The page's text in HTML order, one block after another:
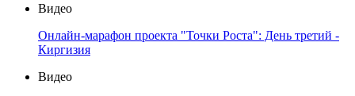
Видео
Онлайн-марафон проекта "Точки Роста": День третий -
Киргизия
Видео